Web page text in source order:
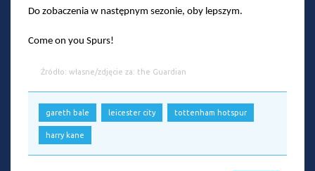
Do zobaczenia w następnym sezonie, oby lepszym.
Come on you Spurs!
Źródło: własne/zdjęcie za: the Guardian
gareth bale leicester city tottenham hotspur
harry kane